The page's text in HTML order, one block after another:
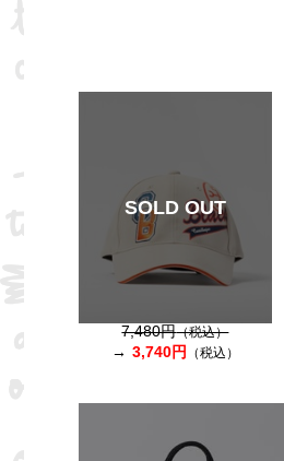
SOLD OUT
7,480円（税込）
3,740円 （税込）